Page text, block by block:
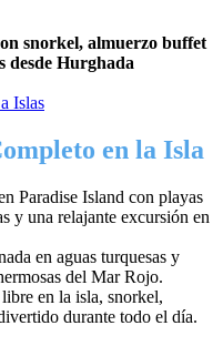
snorkel, almuerzo buffet
desde Hurghada
Islas
en la Isla
Paradise Island con playas
y una relajante excursión en
en aguas turquesas y
del Mar Rojo.
en la isla, snorkel,
durante todo el día.